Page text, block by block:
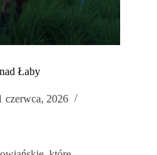
Łaby
czerwca, 2026